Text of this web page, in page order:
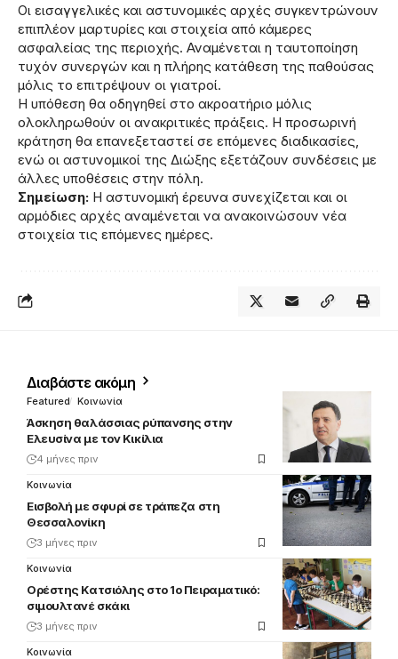
Οι εισαγγελικές και αστυνομικές αρχές συγκεντρώνουν
επιπλέον μαρτυρίες και στοιχεία από κάμερες
ασφαλείας της περιοχής. Αναμένεται η ταυτοποίηση
τυχόν συνεργών και η πλήρης κατάθεση της παθούσας
μόλις το επιτρέψουν οι γιατροί.
Η υπόθεση θα οδηγηθεί στο ακροατήριο μόλις
ολοκληρωθούν οι ανακριτικές πράξεις. Η προσωρινή
κράτηση θα επανεξεταστεί σε επόμενες διαδικασίες,
ενώ οι αστυνομικοί της Διώξης εξετάζουν συνδέσεις με
άλλες υποθέσεις στην πόλη.
Σημείωση: Η αστυνομική έρευνα συνεχίζεται και οι
αρμόδιες αρχές αναμένεται να ανακοινώσουν νέα
στοιχεία τις επόμενες ημέρες.
Διαβάστε ακόμη
Featured Κοινωνία
Άσκηση θαλάσσιας ρύπανσης στην
Ελευσίνα με τον Κικίλια
4 μήνες πριν
Κοινωνία
Εισβολή με σφυρί σε τράπεζα στη
Θεσσαλονίκη
3 μήνες πριν
Κοινωνία
Ορέστης Κατσιόλης στο 1ο Πειραματικό:
σιμουλτανέ σκάκι
3 μήνες πριν
Κοινωνία